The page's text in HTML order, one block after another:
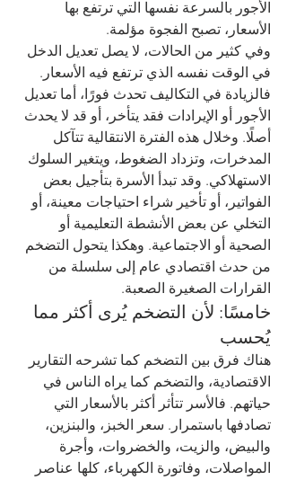
الأجور بالسرعة نفسها التي ترتفع بها
الأسعار، تصبح الفجوة مؤلمة.
وفي كثير من الحالات، لا يصل تعديل الدخل
في الوقت نفسه الذي ترتفع فيه الأسعار.
فالزيادة في التكاليف تحدث فورًا، أما تعديل
الأجور أو الإيرادات فقد يتأخر، أو قد لا يحدث
أصلًا. وخلال هذه الفترة الانتقالية تتآكل
المدخرات، وتزداد الضغوط، ويتغير السلوك
الاستهلاكي. وقد تبدأ الأسرة بتأجيل بعض
الفواتير، أو تأخير شراء احتياجات معينة، أو
التخلي عن بعض الأنشطة التعليمية أو
الصحية أو الاجتماعية. وهكذا يتحول التضخم
من حدث اقتصادي عام إلى سلسلة من
القرارات الصغيرة الصعبة.
خامسًا: لأن التضخم يُرى أكثر مما
يُحسب
هناك فرق بين التضخم كما تشرحه التقارير
الاقتصادية، والتضخم كما يراه الناس في
حياتهم. فالأسر تتأثر أكثر بالأسعار التي
تصادفها باستمرار. سعر الخبز، والبنزين،
والبيض، والزيت، والخضروات، وأجرة
المواصلات، وفاتورة الكهرباء، كلها عناصر